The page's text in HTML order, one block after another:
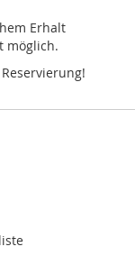
Erhalt
möglich.